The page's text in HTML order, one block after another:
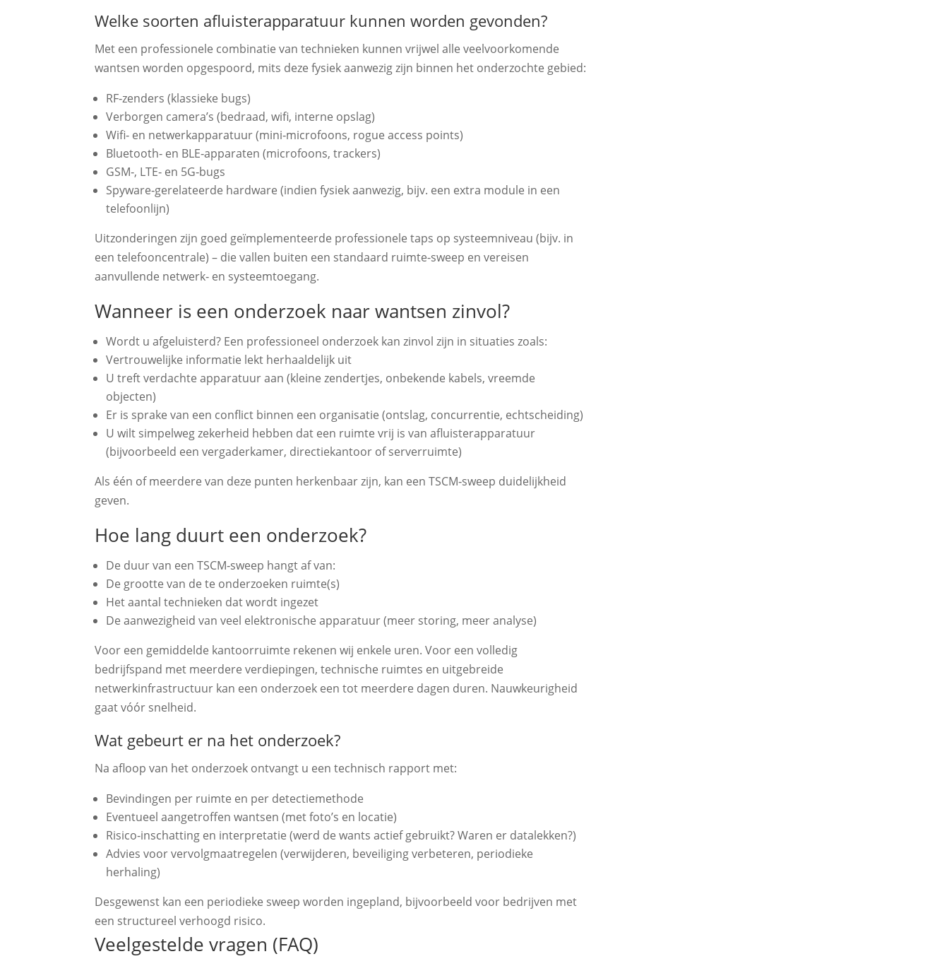
Welke soorten afluisterapparatuur kunnen worden gevonden?
Met een professionele combinatie van technieken kunnen vrijwel alle veelvoorkomende
wantsen worden opgespoord, mits deze fysiek aanwezig zijn binnen het onderzochte gebied:
RF‑zenders (klassieke bugs)
Verborgen camera’s (bedraad, wifi, interne opslag)
Wifi‑ en netwerkapparatuur (mini‑microfoons, rogue access points)
Bluetooth‑ en BLE‑apparaten (microfoons, trackers)
GSM‑, LTE‑ en 5G‑bugs
Spyware‑gerelateerde hardware (indien fysiek aanwezig, bijv. een extra module in een
telefoonlijn)
Uitzonderingen zijn goed geïmplementeerde professionele taps op systeemniveau (bijv. in
een telefooncentrale) – die vallen buiten een standaard ruimte-sweep en vereisen
aanvullende netwerk‑ en systeemtoegang.
Wanneer is een onderzoek naar wantsen zinvol?
Wordt u afgeluisterd? Een professioneel onderzoek kan zinvol zijn in situaties zoals:
Vertrouwelijke informatie lekt herhaaldelijk uit
U treft verdachte apparatuur aan (kleine zendertjes, onbekende kabels, vreemde
objecten)
Er is sprake van een conflict binnen een organisatie (ontslag, concurrentie, echtscheiding)
U wilt simpelweg zekerheid hebben dat een ruimte vrij is van afluisterapparatuur
(bijvoorbeeld een vergaderkamer, directiekantoor of serverruimte)
Als één of meerdere van deze punten herkenbaar zijn, kan een TSCM‑sweep duidelijkheid
geven.
Hoe lang duurt een onderzoek?
De duur van een TSCM‑sweep hangt af van:
De grootte van de te onderzoeken ruimte(s)
Het aantal technieken dat wordt ingezet
De aanwezigheid van veel elektronische apparatuur (meer storing, meer analyse)
Voor een gemiddelde kantoorruimte rekenen wij enkele uren. Voor een volledig
bedrijfspand met meerdere verdiepingen, technische ruimtes en uitgebreide
netwerkinfrastructuur kan een onderzoek een tot meerdere dagen duren. Nauwkeurigheid
gaat vóór snelheid.
Wat gebeurt er na het onderzoek?
Na afloop van het onderzoek ontvangt u een technisch rapport met:
Bevindingen per ruimte en per detectiemethode
Eventueel aangetroffen wantsen (met foto’s en locatie)
Risico‑inschatting en interpretatie (werd de wants actief gebruikt? Waren er datalekken?)
Advies voor vervolgmaatregelen (verwijderen, beveiliging verbeteren, periodieke
herhaling)
Desgewenst kan een periodieke sweep worden ingepland, bijvoorbeeld voor bedrijven met
een structureel verhoogd risico.
Veelgestelde vragen (FAQ)